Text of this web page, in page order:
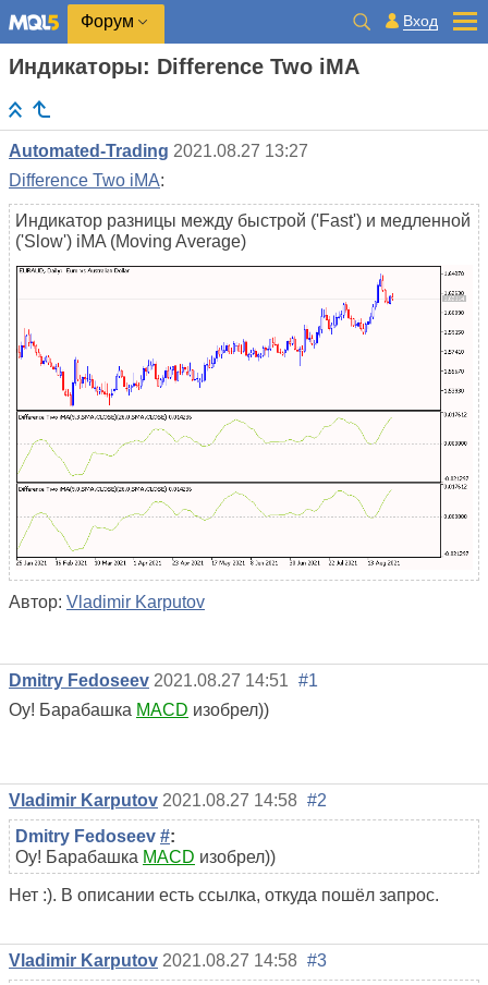
Форум Вход
Индикаторы: Difference Two iMA
Automated-Trading 2021.08.27 13:27
Difference Two iMA:
Индикатор разницы между быстрой ('Fast') и медленной
('Slow') iMA (Moving Average)
Автор: Vladimir Karputov
Dmitry Fedoseev 2021.08.27 14:51 #1
Оу! Барабашка MACD изобрел))
Vladimir Karputov 2021.08.27 14:58 #2
Dmitry Fedoseev #:
Оу! Барабашка MACD изобрел))
Нет :). В описании есть ссылка, откуда пошёл запрос.
Vladimir Karputov 2021.08.27 14:58 #3